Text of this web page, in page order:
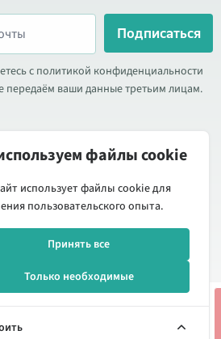
Подписаться
с политикой конфиденциальности
передаём ваши данные третьим лицам.
о выгодных акциях, новых
публикуем обзоры продукции.
права защищены
файлы cookie
использует файлы cookie для
пользовательского опыта.
Принять все
Только необходимые